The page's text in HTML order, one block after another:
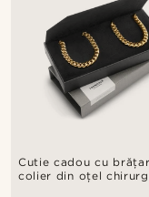
Cutie cadou cu
colier din oțel